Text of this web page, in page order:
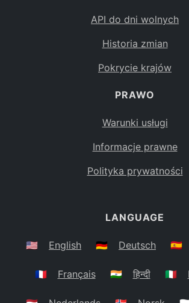
API do dni wolnych
Historia zmian
Pokrycie krajów
PRAWO
Warunki usługi
Informacje prawne
Polityka prywatności
LANGUAGE
🇺🇸 English 🇩🇪 Deutsch 🇪🇸
🇫🇷 Français 🇮🇳 हिन्दी 🇮🇹